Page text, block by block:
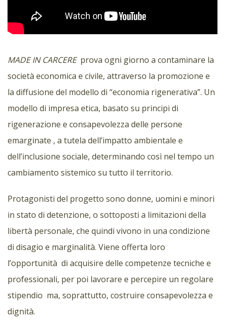
MADE IN CARCEREprova ogni giorno a contaminare la
società economica e civile, attraverso la promozione e
la diffusione del modello di “economia rigenerativa”. Un
modello di impresa etica, basato su principi di
rigenerazione e consapevolezza delle persone
emarginate , a tutela dell’impatto ambientale e
dell’inclusione sociale, determinando così nel tempo un
cambiamento sistemico su tutto il territorio.
Protagonisti del progetto sono donne, uomini e minori
in stato di detenzione, o sottoposti a limitazioni della
libertà personale, che quindi vivono in una condizione
di disagio e marginalità. Viene offerta loro
l’opportunità di acquisire delle competenze tecniche e
professionali, per poi lavorare e percepire un regolare
stipendio ma, soprattutto, costruire consapevolezza e
dignità.